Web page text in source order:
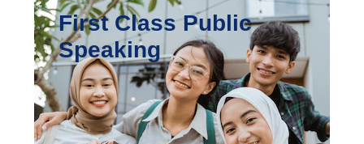
First Class Public
Speaking